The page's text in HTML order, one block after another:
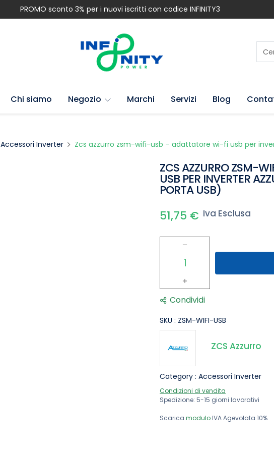
PROMO sconto 3% per i nuovi iscritti con codice INFINITY3
Chi siamo Negozio Marchi Servizi Blog
Accessori Inverter Zcs azzurro zsm-wifi-usb – adattatore wi-fi usb per
ZCS AZZURRO ZSM-
USB PER INVERTER
PORTA USB)
51,75 € Iva Esclusa
Condividi
SKU : ZSM-WIFI-USB
ZCS Azzurro
Category : Accessori Inverter
Condizioni di vendita
Spedizione: 5-15 giorni lavorativi
Scarica moduloIVA Agevolata 10%